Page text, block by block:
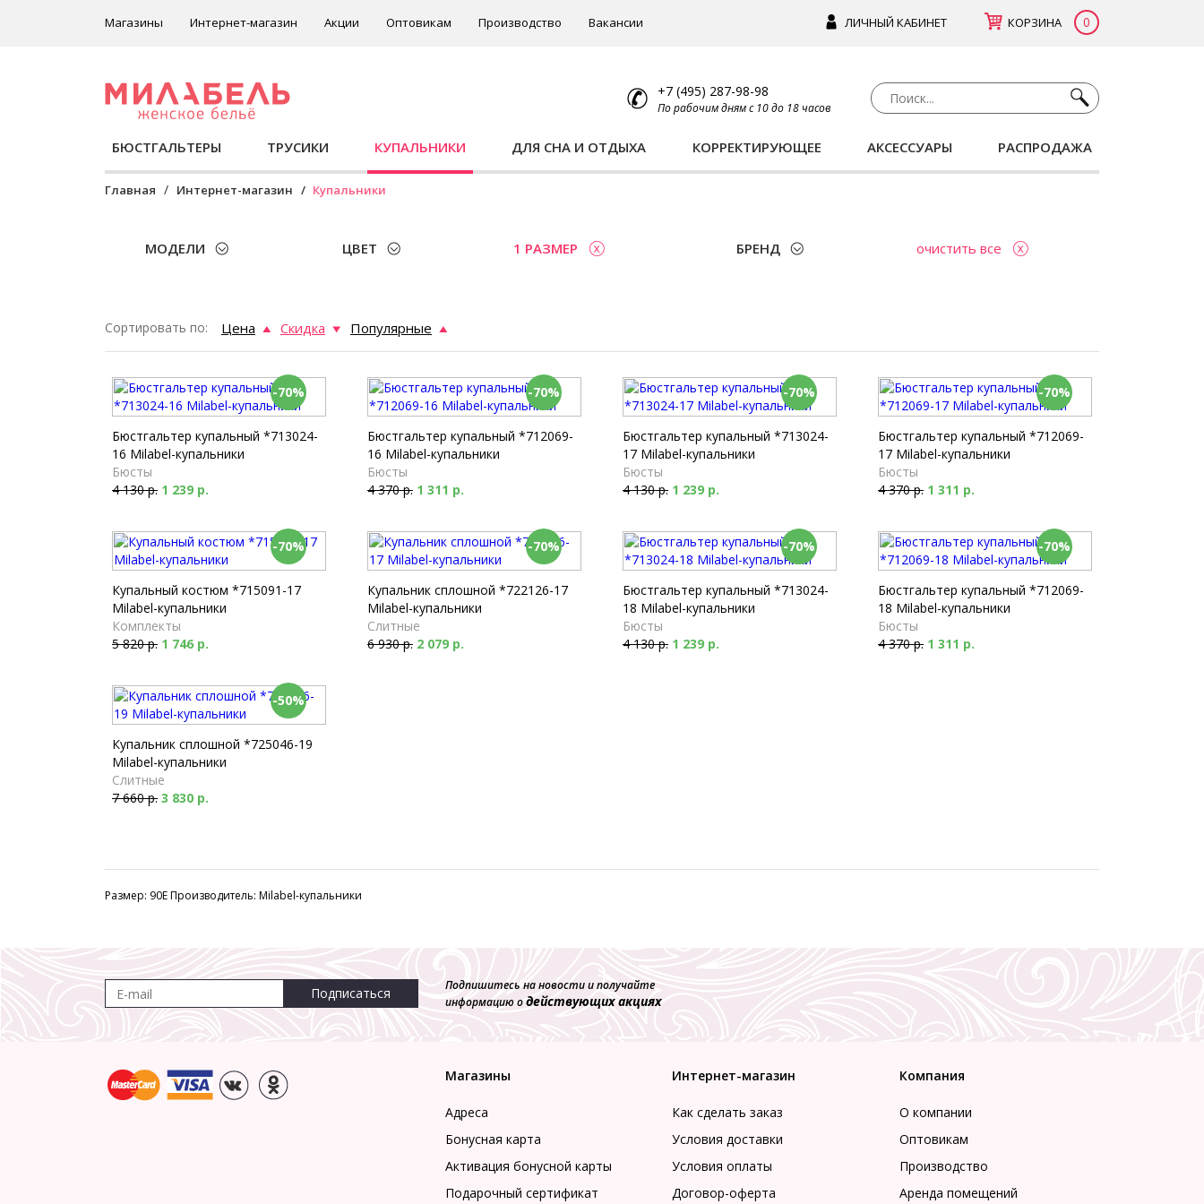
ЛИЧНЫЙ КАБИНЕТ КОРЗИНА 0
Магазины Интернет-магазин Акции Оптовикам Производство Вакансии
+7 (495) 287-98-98
По рабочим дням с 10 до 18 часов
БЮСТГАЛЬТЕРЫ ТРУСИКИ КУПАЛЬНИКИ ДЛЯ СНА И ОТДЫХА КОРРЕКТИРУЮЩЕЕ АКСЕССУАРЫ РАСПРОДАЖА
Главная Интернет-магазин Купальники
МОДЕЛИ ЦВЕТ 1 РАЗМЕР БРЕНД очистить все
Сортировать по: Цена Скидка Популярные
-70%
Бюстгальтер купальный *713024-
16 Milabel-купальники
Бюсты
4 130 р. 1 239 р.
-70%
Бюстгальтер купальный *712069-
16 Milabel-купальники
Бюсты
4 370 р. 1 311 р.
-70%
Бюстгальтер купальный *713024-
17 Milabel-купальники
Бюсты
4 130 р. 1 239 р.
-70%
Бюстгальтер купальный *712069-
17 Milabel-купальники
Бюсты
4 370 р. 1 311 р.
-70%
Купальный костюм *715091-17
Milabel-купальники
Комплекты
5 820 р. 1 746 р.
-70%
Купальник сплошной *722126-17
Milabel-купальники
Слитные
6 930 р. 2 079 р.
-70%
Бюстгальтер купальный *713024-
18 Milabel-купальники
Бюсты
4 130 р. 1 239 р.
-70%
Бюстгальтер купальный *712069-
18 Milabel-купальники
Бюсты
4 370 р. 1 311 р.
-50%
Купальник сплошной *725046-19
Milabel-купальники
Слитные
7 660 р. 3 830 р.
Размер: 90E Производитель: Milabel-купальники
Подписаться
Подпишитесь на новости и получайте
информацию одействующих акциях
Магазины
Адреса
Бонусная карта
Активация бонусной карты
Подарочный сертификат
Интернет-магазин
Как сделать заказ
Условия доставки
Условия оплаты
Договор-оферта
Компания
О компании
Оптовикам
Производство
Аренда помещений